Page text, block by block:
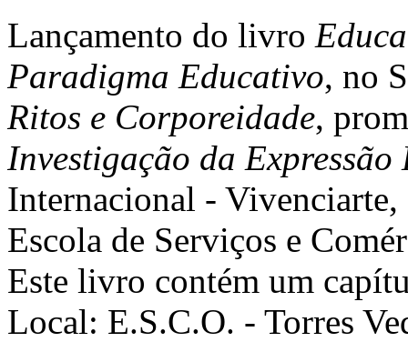
Lançamento do livro
Paradigma Educativo, no
Ritos e Corporeidade,
Investigação da Expressão
Internacional -
Escola de Serviços e
Este livro contém um
Local: E.S.C.O. - Torres